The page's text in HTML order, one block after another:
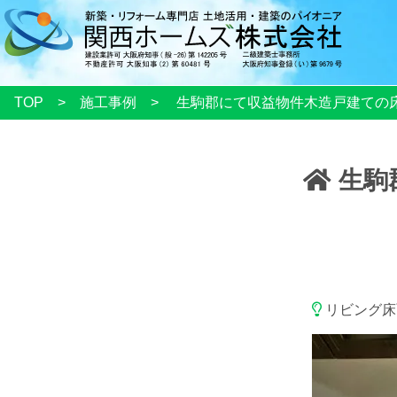
TOP 施工事例 生駒郡にて収益物件木造戸建ての
生駒
リビング